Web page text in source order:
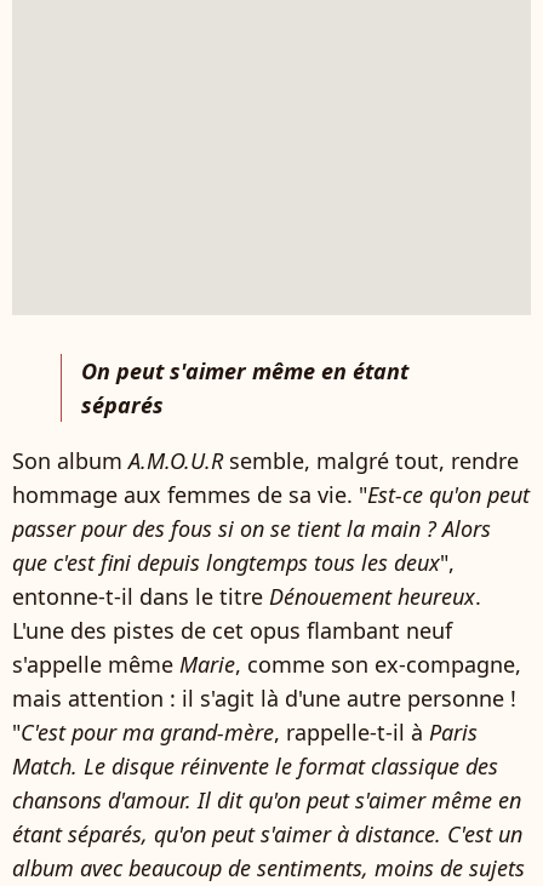
On peut s'aimer même en étant
séparés
Son albumA.M.O.U.Rsemble, malgré tout, rendre
hommage aux femmes de sa vie. "Est-ce qu'on peut
passer pour des fous si on se tient la main ? Alors
que c'est fini depuis longtemps tous les deux",
entonne-t-il dans le titre Dénouement heureux.
L'une des pistes de cet opus flambant neuf
s'appelle même Marie, comme son ex-compagne,
mais attention : il s'agit là d'une autre personne !
"C'est pour ma grand-mère, rappelle-t-il à Paris
Match. Le disque réinvente le format classique des
chansons d'amour. Il dit qu'on peut s'aimer même en
étant séparés, qu'on peut s'aimer à distance. C'est un
album avec beaucoup de sentiments, moins de sujets